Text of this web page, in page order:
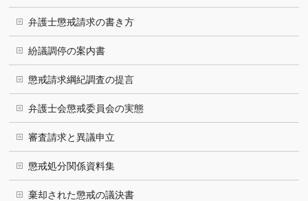
弁護士懲戒請求の書き方
紛議調停の案内書
懲戒請求綱紀調査の提言
弁護士会懲戒委員会の実態
審査請求と異議申立
懲戒処分関係資料集
棄却された懲戒の議決書